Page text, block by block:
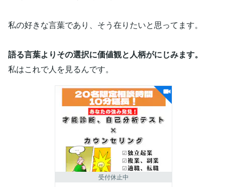
私の好きな言葉であり、そう在りたいと思ってます。
語る言葉よりその選択に価値観と人柄がにじみます。
私はこれで人を見るんです。
受付休止中